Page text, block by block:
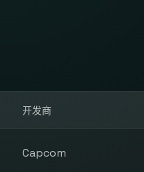
开发商
Capcom